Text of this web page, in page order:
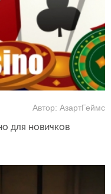
Автор: АзартГеймс
для новичков